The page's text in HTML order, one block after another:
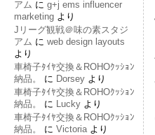
アム に g+j ems influencer
marketingより
Jリーグ観戦＠味の素スタジ
アム に web design layouts
より
車椅子ﾀｲﾔ交換＆ROHOｸｯｼｮﾝ
納品。
に Dorseyより
車椅子ﾀｲﾔ交換＆ROHOｸｯｼｮﾝ
納品。
に Luckyより
車椅子ﾀｲﾔ交換＆ROHOｸｯｼｮﾝ
納品。
に Victoriaより